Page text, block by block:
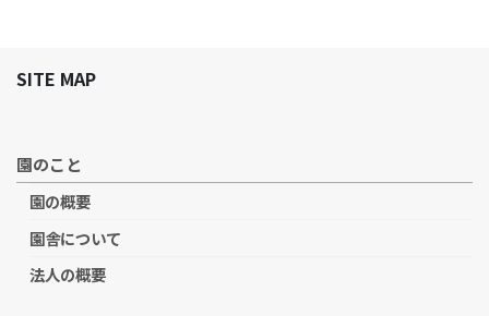
SITE MAP
園のこと
園の概要
園舎について
法人の概要